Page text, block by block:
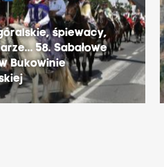
śpiewacy,
58. Sabałowe
Bukowinie